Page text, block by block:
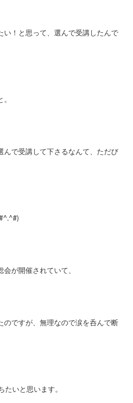
い！と思って、選んで受講したんで
んで受講して下さるなんて、ただび
が開催されていて、
のですが、無理なので涙を呑んで断
たいと思います。